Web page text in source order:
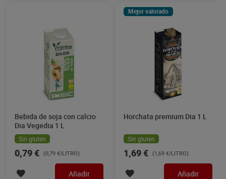
Bebida de soja con calcio
Dia Vegedia 1 L
Sin gluten
0,79 € (0,79 €/LITRO)
Añadir
Mejor valorado
Horchata premium Dia 1 L
Sin gluten
1,69 € (1,69 €/LITRO)
Añadir